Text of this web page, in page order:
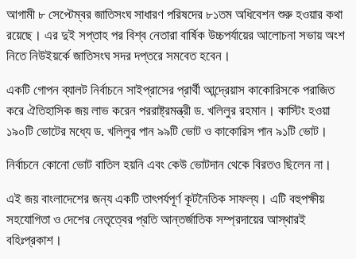
আগামী ৮ সেপ্টেম্বর জাতিসংঘ সাধারণ পরিষদের ৮১তম অধিবেশন শুরু হওয়ার কথা
রয়েছে। এর দুই সপ্তাহ পর বিশ্ব নেতারা বার্ষিক উচ্চপর্যায়ের আলোচনা সভায় অংশ
নিতে নিউইয়র্কে জাতিসংঘ সদর দপ্তরে সমবেত হবেন।
একটি গোপন ব্যালট নির্বাচনে সাইপ্রাসের প্রার্থী আন্দ্রেয়াস কাকোরিসকে পরাজিত
করে ঐতিহাসিক জয় লাভ করেন পররাষ্ট্রমন্ত্রী ড. খলিলুর রহমান। কাস্টিং হওয়া
১৯০টি ভোটের মধ্যে ড. খলিলুর পান ৯৯টি ভোট ও কাকোরিস পান ৯১টি ভোট।
নির্বাচনে কোনো ভোট বাতিল হয়নি এবং কেউ ভোটদান থেকে বিরতও ছিলেন না।
এই জয় বাংলাদেশের জন্য একটি তাৎপর্যপূর্ণ কূটনৈতিক সাফল্য। এটি বহুপক্ষীয়
সহযোগিতা ও দেশের নেতৃত্বের প্রতি আন্তর্জাতিক সম্প্রদায়ের আস্থারই
বহিঃপ্রকাশ।